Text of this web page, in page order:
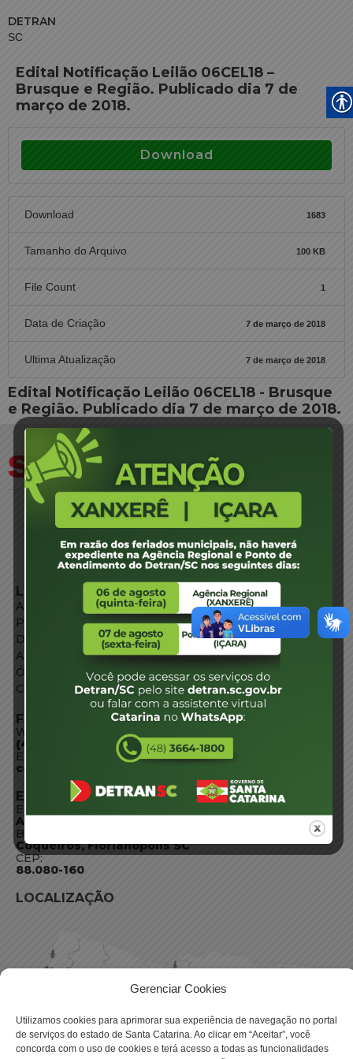
Gerenciar Cookies
Utilizamos cookies para aprimorar sua experiência de navegação no portal
de serviços do estado de Santa Catarina. Ao clicar em “Aceitar”, você
concorda com o uso de cookies e terá acesso a todas as funcionalidades
DETRAN
SC
Edital Notificação Leilão 06CEL18 –
Brusque e Região. Publicado dia 7 de
março de 2018.
Download
Download 1683
Tamanho do Arquivo 100 KB
File Count 1
Data de Criação 7 de março de 2018
Ultima Atualização 7 de março de 2018
Edital Notificação Leilão 06CEL18 - Brusque
e Região. Publicado dia 7 de março de 2018.
LINKS EXTERNOS
Agência de Notícias
Portal de Serviços
Diário Oficial
Acesso à Informação
Órgãos do Governo
Conheça SC
FALE CONOSCO
WhatsApp:
(48) 3664-1800
E-mail:
centraldeinformacoes@detran.sc.gov.br
ENDEREÇO
Endereço:
Av. Almirante Tamandaré - 480
Bairro:
Coqueiros, Florianópolis SC
CEP:
88.080-160
LOCALIZAÇÃO